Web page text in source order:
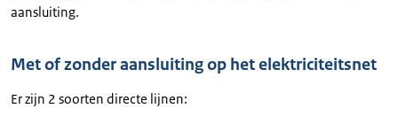
aansluiting.
Met of zonder aansluiting op het elektriciteitsnet
Er zijn 2 soorten directe lijnen: